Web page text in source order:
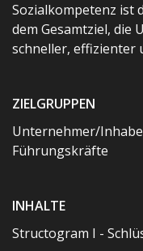
Sozialkompetenz ist
dem Gesamtziel, die
schneller, effizienter
ZIELGRUPPEN
Unternehmer/
Führungskräfte
INHALTE
Structogram I -